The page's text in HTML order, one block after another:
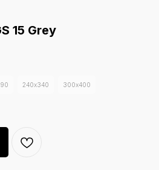
15 Grey
240х340 300х400